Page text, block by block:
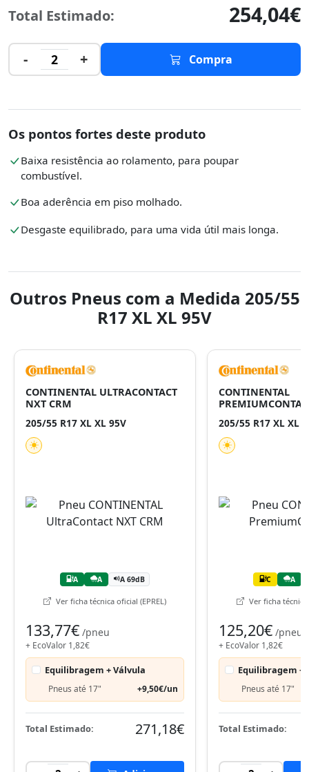
Total Estimado: 254,04€
- 2 + Compra
Os pontos fortes deste produto
Baixa resistência ao rolamento, para poupar
combustível.
Boa aderência em piso molhado.
Desgaste equilibrado, para uma vida útil mais longa.
Outros Pneus com a Medida 205/55
R17 XL XL 95V
CONTINENTAL ULTRACONTACT
NXT CRM
205/55 R17 XL XL 95V
A A A 69dB
Ver ficha técnica oficial (EPREL)
133,77€ /pneu
+ EcoValor 1,82€
Equilibragem + Válvula
Pneus até 17" +9,50€/un
Total Estimado: 271,18€
CONTINENTAL
205/55 R17 XL XL
C A
Ver ficha técnica
125,20€ /pneu
+ EcoValor 1,82€
Equilibragem +
Pneus até 17"
Total Estimado: